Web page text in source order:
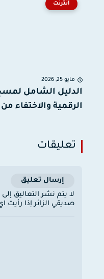
أنترنت
مايو 25, 2026
الدليل الشامل
الرقمية والاختفاء من
تعليقات
إرسال تعليق
لا يتم نشر التعاليق
صديقي الزائر إذا